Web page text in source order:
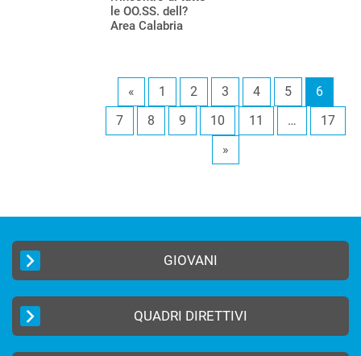
le OO.SS. dell?
Area Calabria
« 1 2 3 4 5
6
7
8 9 10 11 …
17
»
GIOVANI
QUADRI DIRETTIVI